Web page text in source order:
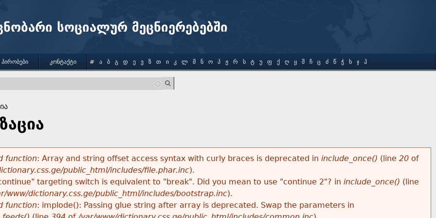
სოციალურ მეცნიერებებში
function: Array and string offset access syntax with curly braces is deprecated in include_once() (line 20of
public_html/includes/file.phar.inc).
targeting switch is equivalent to "break". Did you mean to use "continue 2"? in include_once() (line
www/dictionary.css.ge/public_html/includes/bootstrap.inc).
function: implode(): Passing glue string after array is deprecated. Swap the parameters in
ᲞᲘᲠᲝᲑᲔᲑᲘ ᲙᲝᲜᲢᲐᲥᲢᲘ # Ა Ბ Გ Დ Ე Ვ Ზ Თ Ი Კ Ლ Მ Ნ Ო Პ Ჟ Რ Ს Ტ Უ Ფ Ქ Ღ Ყ Შ Ჩ Ც Ძ Წ Ჭ Ხ Ჯ Ჰ